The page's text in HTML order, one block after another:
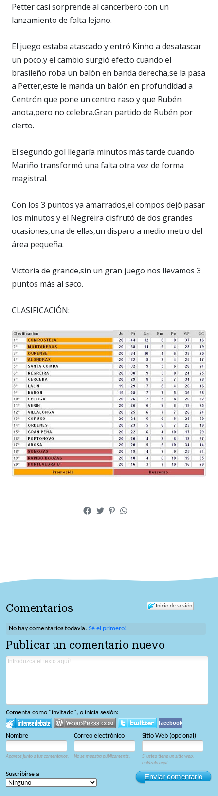
Petter casi sorprende al cancerbero con un
lanzamiento de falta lejano.
El juego estaba atascado y entró Kinho a desatascar
un poco,y el cambio surgió efecto cuando el
brasileño roba un balón en banda derecha,se la pasa
a Petter,este le manda un balón en profundidad a
Centrón que pone un centro raso y que Rubén
anota,pero no celebra.Gran partido de Rubén por
cierto.
El segundo gol llegaría minutos más tarde cuando
Mariño transformó una falta otra vez de forma
magistral.
Con los 3 puntos ya amarrados,el compos dejó pasar
los minutos y el Negreira disfrutó de dos grandes
ocasiones,una de ellas,un disparo a medio metro del
área pequeña.
Victoria de grande,sin un gran juego nos llevamos 3
puntos más al saco.
CLASIFICACIÓN:
Inicio de sesión
Comentarios
No hay comentarios todavía.Sé el primero!
Publicar un comentario nuevo
Comenta como "invitado", o inicia sesión:
facebook
Nombre Correo electrónico Sitio Web (opcional)
Aparece junto a tus comentarios. No se muestra públicamente.
Si usted tiene un sitio web,
enlázalo aquí.
Enviar comentario
Suscribirse a